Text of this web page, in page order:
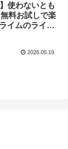
使わないとも
料お試しで楽
イムのライブ
2026.05.19